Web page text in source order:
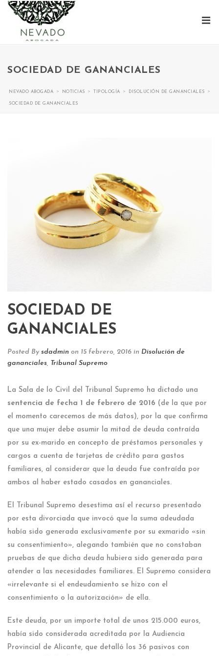
SOCIEDAD DE GANANCIALES
NEVADO ABOGADA > NOTICIAS > TIPOLOGÍA > DISOLUCIÓN DE GANANCIALES >
SOCIEDAD DE GANANCIALES
SOCIEDAD DE
GANANCIALES
Posted By sdadmin on 15 febrero, 2016 in Disolución de
gananciales Tribunal Supremo
La Sala de lo Civil del Tribunal Supremo ha dictado una
sentencia de fecha 1 de febrero de 2016 (de la que por
el momento carecemos de más datos), por la que confirma
que una mujer debe asumir la mitad de deuda contraída
por su ex-marido en concepto de préstamos personales y
cargos a cuenta de tarjetas de crédito para gastos
familiares, al considerar que la deuda fue contraída por
ambos al haber estado casados en gananciales.
El Tribunal Supremo desestima así el recurso presentado
por esta divorciada que invocó que la suma adeudada
había sido generada exclusivamente por su exmarido «sin
su consentimiento», alegando también que no constaban
pruebas de que dicha deuda hubiera sido generada para
atender a las necesidades familiares. El Supremo considera
«irrelevante si el endeudamiento se hizo con el
consentimiento o la autorización» de ella.
Este deuda, por un importe total de unos 215.000 euros,
había sido considerada acreditada por la Audiencia
Provincial de Alicante, que detalló los 36 pasivos con